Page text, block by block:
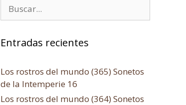
Entradas recientes
Los rostros del mundo (365) Sonetos
de la Intemperie 16
Los rostros del mundo (364) Sonetos